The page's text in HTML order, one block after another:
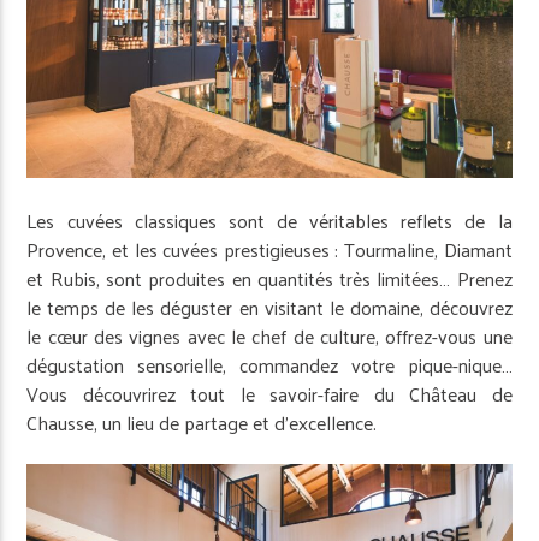
Les cuvées classiques sont de véritables reflets de la
Provence, et les cuvées prestigieuses : Tourmaline, Diamant
et Rubis, sont produites en quantités très limitées… Prenez
le temps de les déguster en visitant le domaine, découvrez
le cœur des vignes avec le chef de culture, offrez-vous une
dégustation sensorielle, commandez votre pique-nique…
Vous découvrirez tout le savoir-faire du Château de
Chausse, un lieu de partage et d’excellence.